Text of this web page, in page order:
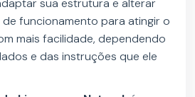
sua estrutura e alterar
funcionamento para atingir o
mais facilidade, dependendo
e das instruções que ele